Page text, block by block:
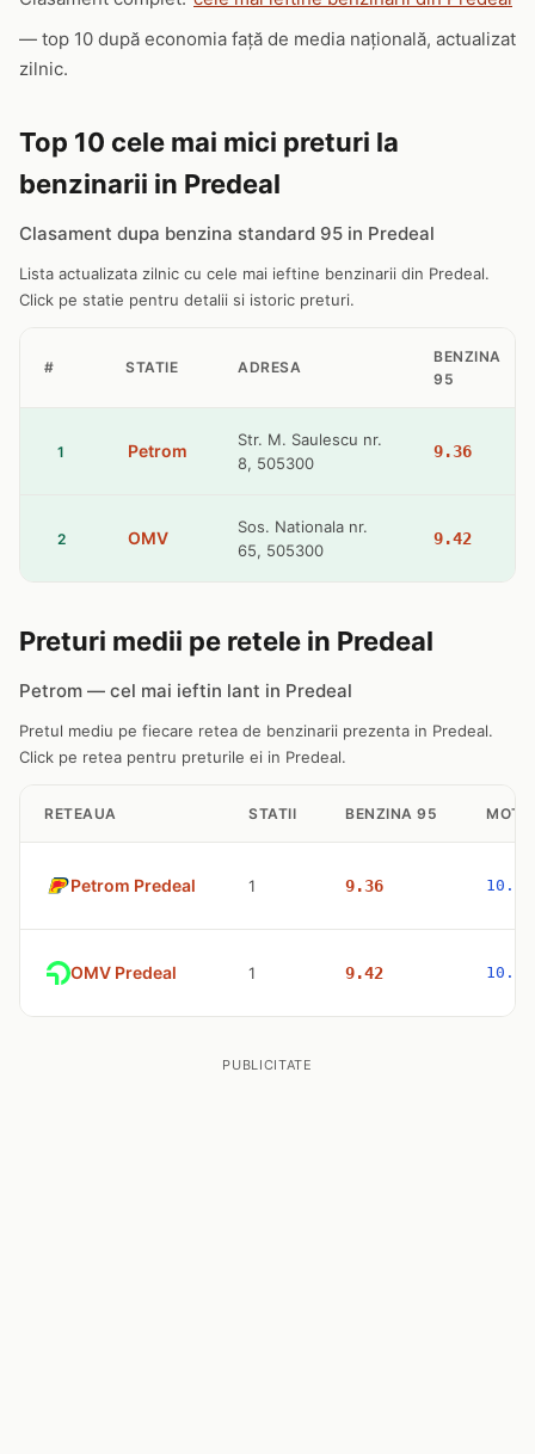
— top 10 după economia față de media națională, actualizat
zilnic.
Top 10 cele mai mici preturi la
benzinarii in Predeal
Clasament dupa benzina standard 95 in Predeal
Lista actualizata zilnic cu cele mai ieftine benzinarii din Predeal.
Click pe statie pentru detalii si istoric preturi.
# STATIE ADRESA
BENZINA
95
1 Petrom
Str. M. Saulescu nr.
8, 505300
9.36
2 OMV
Sos. Nationala nr.
65, 505300
9.42
Preturi medii pe retele in Predeal
Petrom — cel mai ieftin lant in Predeal
Pretul mediu pe fiecare retea de benzinarii prezenta in Predeal.
Click pe retea pentru preturile ei in Predeal.
RETEAUA STATII BENZINA 95
Petrom Predeal 1 9.36 10.47
OMV Predeal 1 9.42 10.53
PUBLICITATE